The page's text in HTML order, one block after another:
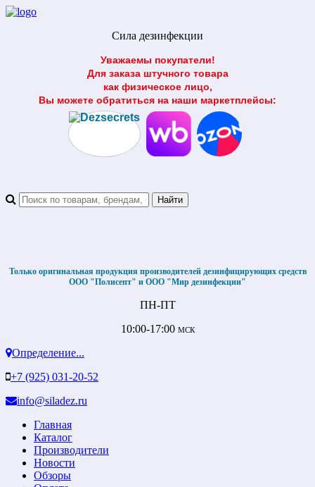
Сила дезинфекции
Уважаемы покупатели!
Для заказа штучного товара
как физическое лицо,
Вы можете обратиться на наши маркетплейсы:
Только оригинальная продукция производителей дезинфицирующих средств
ООО "Полисепт" и ООО "Мир дезинфекции"
ПН-ПТ
10:00-17:00 МСК
Определение...
+7 (925) 031-20-52
info@siladez.ru
Главная
Каталог
Производители
Новости
Обзоры